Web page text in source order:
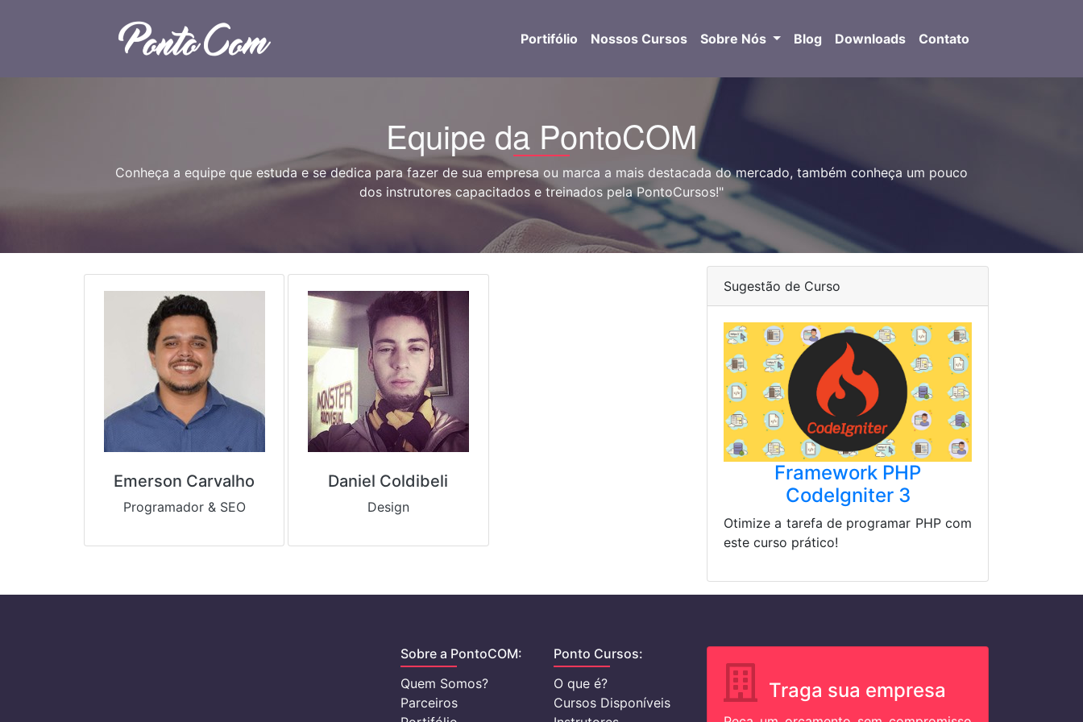
Portifólio Nossos Cursos Sobre Nós Blog Downloads Contato
Equipe da PontoCOM
Conheça a equipe que estuda e se dedica para fazer de sua empresa ou marca a mais destacada do mercado, também conheça um pouco
dos instrutores capacitados e treinados pela PontoCursos!"
Emerson Carvalho
Programador & SEO
Daniel Coldibeli
Design
Sugestão de Curso
Framework PHP
CodeIgniter 3
Otimize a tarefa de programar PHP com
este curso prático!
Sobre a PontoCOM:
Quem Somos?
Parceiros
Ponto Cursos:
O que é?
Cursos Disponíveis
Traga sua empresa